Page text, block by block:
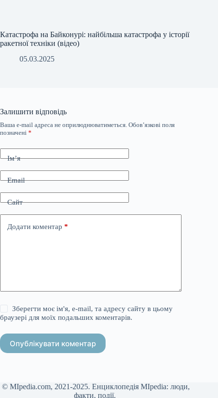
Катастрофа на Байконурі: найбільша катастрофа у історії
ракетної техніки (відео)
05.03.2025
Залишити відповідь
Ваша e-mail адреса не оприлюднюватиметься. Обов’язкові поля
позначені *
Ім’я
Email
Сайт
Додати коментар *
Зберегти моє ім'я, e-mail, та адресу сайту в цьому
браузері для моїх подальших коментарів.
Опублікувати коментар
© MIpedia.com, 2021-2025. Енциклопедія MIpedia: люди,
факти, події.